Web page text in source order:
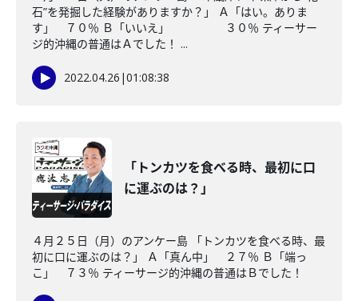
石”を発掘した経験がありますか？」 Ａ「はい。ありま
す」 ７０％ Ｂ「いいえ」 ３０％ ティーサー
ジ的沖縄の普通はＡでした！ ...
2022.04.26 |01:08:38
「トンカツを食べる時、最初に口
に運ぶのは？」
４月２５日（月）のアンケー島 「トンカツを食べる時、最
初に口に運ぶのは？」 Ａ「真ん中」 ２７％ Ｂ「端っ
こ」 ７３％ ティーサージ的沖縄の普通はＢでした！